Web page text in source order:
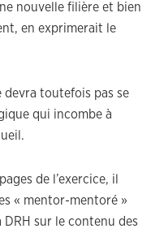
nouvelle filière et bien
en exprimerait le
toutefois pas se
qui incombe à
de l’exercice, il
« mentor-mentoré »
sur le contenu des